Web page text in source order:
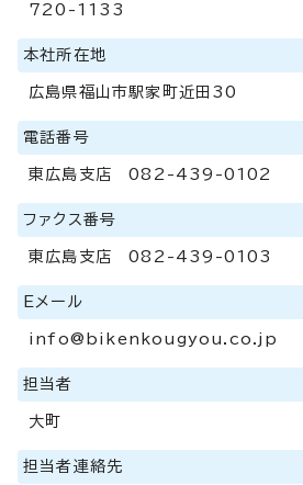
720-1133
本社所在地
広島県福山市駅家町近田30
電話番号
東広島支店 082-439-0102
ファクス番号
東広島支店 082-439-0103
Eメール
info@bikenkougyou.co.jp
担当者
大町
担当者連絡先